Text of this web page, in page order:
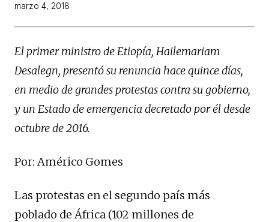
marzo 4, 2018
El primer ministro de Etiopía, Hailemariam
Desalegn, presentó su renuncia hace quince días,
en medio de grandes protestas contra su gobierno,
y un Estado de emergencia decretado por él desde
octubre de 2016.
Por: Américo Gomes
Las protestas en el segundo país más
poblado de África (102 millones de